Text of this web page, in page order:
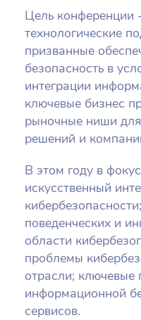
Цель конференции
технологические
призванные
безопасность в
интеграции
ключевые бизнес
рыночные ниши
решений и
В этом году в
искусственный
поведенческих и
области
проблемы
отрасли; ключевые
информационной
сервисов.